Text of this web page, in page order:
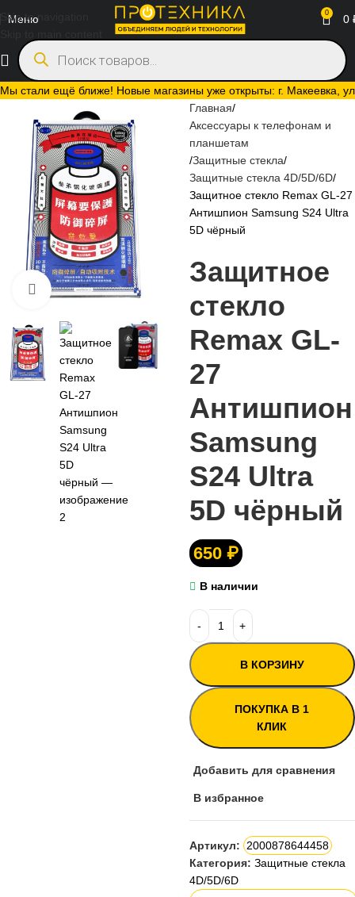
Skip to navigation
Мы стали ещё ближе! Новые магазины уже открыты: г. Макеевка,
Меню 0 0
Нажмите, чтобы увеличить
Главная
Аксессуары к телефонам и
планшетам
Защитные стекла
Защитные стекла 4D/5D/6D
Защитное стекло Remax GL-27
Антишпион Samsung S24 Ultra
5D чёрный
Защитное
стекло
Remax GL-
27
Антишпион
Samsung
S24 Ultra
5D чёрный
650 ₽
В наличии
В КОРЗИНУ
ПОКУПКА В 1
КЛИК
Добавить для сравнения
В избранное
Артикул: 2000878644458
Категория: Защитные стекла
4D/5D/6D